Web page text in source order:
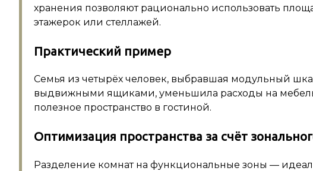
хранения позволяют рационально использовать
этажерок или стеллажей.
Практический пример
Семья из четырёх человек, выбравшая модульный
выдвижными ящиками, уменьшила расходы на
полезное пространство в гостиной.
Оптимизация пространства за счёт
Разделение комнат на функциональные зоны —